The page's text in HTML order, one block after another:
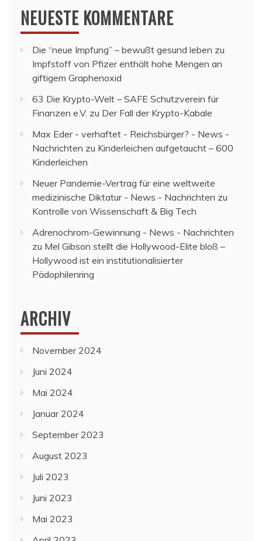
NEUESTE KOMMENTARE
Die “neue Impfung” – bewußt gesund leben zu
Impfstoff von Pfizer enthält hohe Mengen an
giftigem Graphenoxid
63 Die Krypto-Welt – SAFE Schutzverein für
Finanzen e.V. zu Der Fall der Krypto-Kabale
Max Eder - verhaftet - Reichsbürger? - News -
Nachrichten zu Kinderleichen aufgetaucht – 600
Kinderleichen
Neuer Pandemie-Vertrag für eine weltweite
medizinische Diktatur - News - Nachrichten zu
Kontrolle von Wissenschaft & Big Tech
Adrenochrom-Gewinnung - News - Nachrichten
zu Mel Gibson stellt die Hollywood-Elite bloß –
Hollywood ist ein institutionalisierter
Pädophilenring
ARCHIV
November 2024
Juni 2024
Mai 2024
Januar 2024
September 2023
August 2023
Juli 2023
Juni 2023
Mai 2023